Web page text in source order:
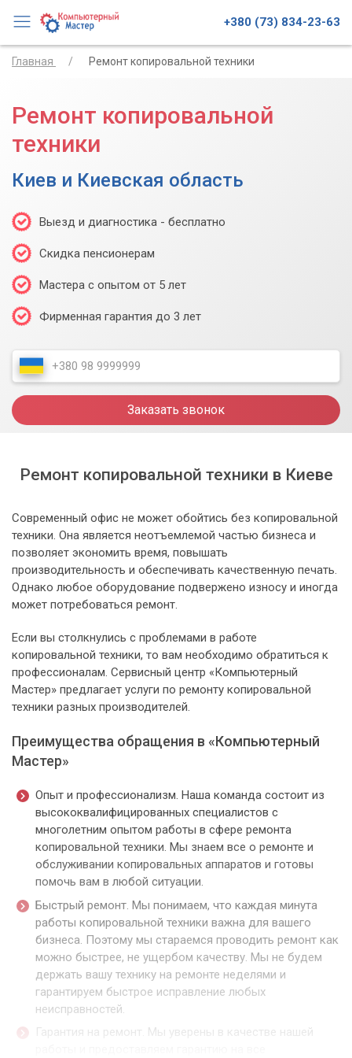
+380 (73) 834-23-63
Главная Ремонт копировальной техники
Ремонт копировальной
техники
Киев и Киевская область
Выезд и диагностика - бесплатно
Скидка пенсионерам
Мастера с опытом от 5 лет
Фирменная гарантия до 3 лет
Заказать звонок
Ремонт копировальной техники в Киеве
Современный офис не может обойтись без копировальной
техники. Она является неотъемлемой частью бизнеса и
позволяет экономить время, повышать
производительность и обеспечивать качественную печать.
Однако любое оборудование подвержено износу и иногда
может потребоваться ремонт.
Если вы столкнулись с проблемами в работе
копировальной техники, то вам необходимо обратиться к
профессионалам. Сервисный центр «Компьютерный
Мастер» предлагает услуги по ремонту копировальной
техники разных производителей.
Преимущества обращения в «Компьютерный
Мастер»
Опыт и профессионализм. Наша команда состоит из
высококвалифицированных специалистов с
многолетним опытом работы в сфере ремонта
копировальной техники. Мы знаем все о ремонте и
обслуживании копировальных аппаратов и готовы
помочь вам в любой ситуации.
Быстрый ремонт. Мы понимаем, что каждая минута
работы копировальной техники важна для вашего
бизнеса. Поэтому мы стараемся проводить ремонт как
можно быстрее, не ущербом качеству. Мы не будем
держать вашу технику на ремонте неделями и
гарантируем быстрое исправление любых
неисправностей.
Гарантия на ремонт. Мы уверены в качестве нашей